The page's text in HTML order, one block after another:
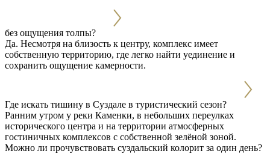
без ощущения толпы?
Да. Несмотря на близость к центру, комплекс имеет
собственную территорию, где легко найти уединение и
сохранить ощущение камерности.
Где искать тишину в Суздале в туристический сезон?
Ранним утром у реки Каменки, в небольших переулках
исторического центра и на территории атмосферных
гостиничных комплексов с собственной зелёной зоной.
Можно ли прочувствовать суздальский колорит за один день?